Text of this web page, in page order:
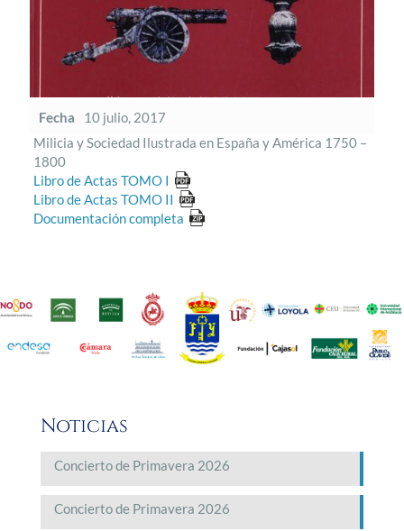
Fecha
10 julio, 2017
Milicia y Sociedad Ilustrada en España y América 1750 –
1800
Libro de Actas TOMO I
Libro de Actas TOMO II
Documentación completa
Noticias
Concierto de Primavera 2026
Concierto de Primavera 2026